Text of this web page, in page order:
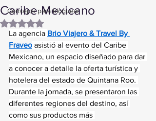
Consejos para bloguear
Caribe Mexicano
Obtuvo NaN de 5 estrellas.
La agencia Brio Viajero & Travel By
Fraveo asistió al evento del Caribe
Mexicano, un espacio diseñado para dar
a conocer a detalle la oferta turística y
hotelera del estado de Quintana Roo.
Durante la jornada, se presentaron las
diferentes regiones del destino, así
como sus productos más